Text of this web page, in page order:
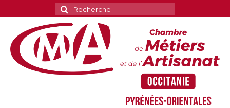
Rechercher
: